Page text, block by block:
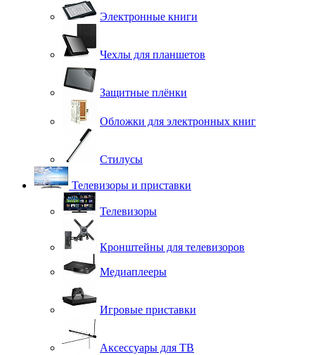
Электронные книги
Чехлы для планшетов
Защитные плёнки
Обложки для электронных книг
Стилусы
Телевизоры и приставки
Телевизоры
Кронштейны для телевизоров
Медиаплееры
Игровые приставки
Аксессуары для ТВ